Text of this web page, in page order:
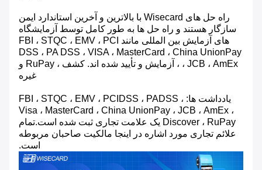
راه حل های Wisecard با بالاترین و آخرین استاندارد ایمن
سازگار هستند و راه حل ها به طور کامل توسط آزمایشگاه
های آزمایش بین المللی مانند FBI ، STQC ، EMV ، PCI
DSS ، PA DSS ، VISA ، MasterCard ، China UnionPay
، JCB ، AmEx ، آزمایش و تأیید شده اند. کشف ، RuPay و
غیره
یادداشت ها: FBI ، STQC ، EMV ، PCIDSS ، PADSS ،
Visa ، MasterCard ، China UnionPay ، JCB ، AmEx ،
Discover ، RuPay یک علامت تجاری ثبت شده است.تمام
علائم تجاری مورد اشاره در اینجا مالکیت صاحبان مربوطه
است.